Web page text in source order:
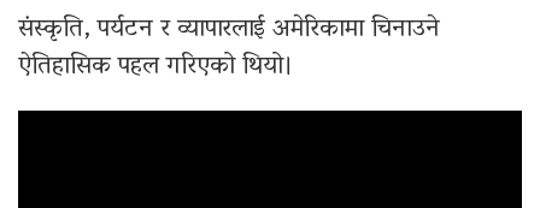
संस्कृति, पर्यटन र व्यापारलाई अमेरिकामा चिनाउने
ऐतिहासिक पहल गरिएको थियो।